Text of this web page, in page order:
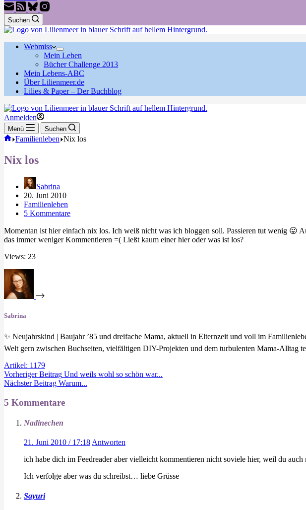
Suchen
Webmiss
Mein Leben
Bücher Challenge 2013
Mein Lebens-ABC
Über Lilienmeer.de
Lilies & Paper – Der Buchblog
Anmelden
Menü Suchen
Start
Familienleben Nix los
Nix los
Sabrina
20. Juni 2010
Familienleben
5 Kommentare
Momentan ist hier einfach nix los. Ich weiß nicht was ich bloggen soll. Passieren tut wenig 😛
das immer weniger Kommentieren =( Ließt kaum einer hier oder was ist los?
Views: 23
Sabrina
✨ Neujahrskind | Baujahr ’85 und dreifache Mama, aktuell in Elternzeit und voll im
Welt gern zwischen Buchseiten, vielfältigen DIY-Projekten und dem turbulenten Mama-Alltag
Artikel: 1179
VorherigerBeitrag Und weils wohl so schön war...
NächsterBeitrag Warum...
5 Kommentare
Nadinechen
21. Juni 2010 / 17:18Antworten
ich habe dich im Feedreader aber vielleicht kommentieren nicht soviele hier, weil du
Ich verfolge aber was du schreibst… liebe Grüsse
Sayuri